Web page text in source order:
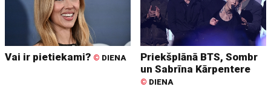
Vai ir pietiekami? © DIENA
Priekšplānā BTS, Sombr
un Sabrīna Kārpentere
© DIENA